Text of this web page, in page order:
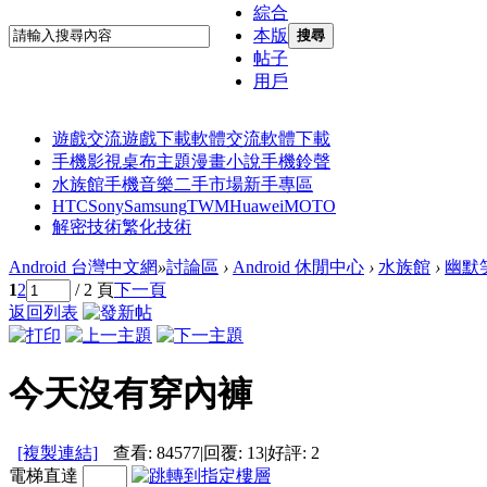
綜合
本版
帖子
用戶
搜尋
遊戲交流遊戲下載軟體交流軟體下載
手機影視桌布主題漫畫小說手機鈴聲
水族館手機音樂二手市場新手專區
HTCSonySamsungTWMHuaweiMOTO
解密技術繁化技術
Android 台灣中文網»討論區 › Android 休閒中心 › 水族館 › 幽默
12 / 2 頁下一頁
返回列表
今天沒有穿內褲
[複製連結] 查看: 84577|回覆: 13|好評: 2
電梯直達